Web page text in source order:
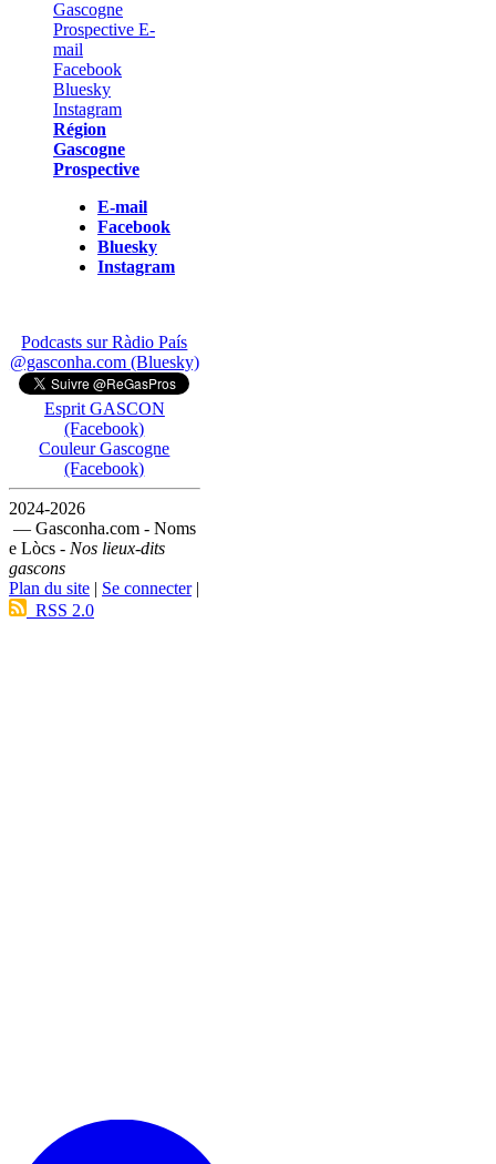
Région
Gascogne
Prospective
E-mail
Facebook
Bluesky
Instagram
Podcasts sur Ràdio País
@gasconha.com (Bluesky)
Esprit GASCON
(Facebook)
Couleur Gascogne
(Facebook)
2024-2026
— Gasconha.com - Noms
e Lòcs - Nos lieux-dits
gascons
Plan du site | Se connecter|
RSS 2.0